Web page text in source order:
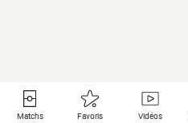
Matchs Favoris Vidéos